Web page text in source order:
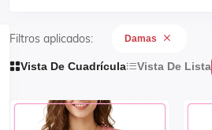
Filtros aplicados: Damas
Vista De Cuadrícula Vista De Lista